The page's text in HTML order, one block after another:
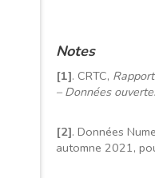
Notes
[1]. CRTC,
– Données
[2]. Données
automne 2021,